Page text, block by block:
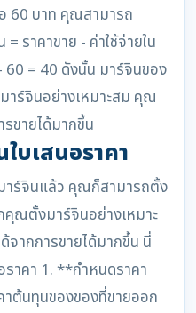
60 บาท คุณสามารถ
ราคาขาย - ค่าใช้จ่ายใน
= 40 ดังนั้น มาร์จินของ
ร์จินอย่างเหมาะสม คุณ
รขายได้มากขึ้น
บเสนอราคา
ร์จินแล้ว คุณก็สามารถตั้ง
คุณตั้งมาร์จินอย่างเหมาะ
จากการขายได้มากขึ้น นี่
ราคา 1. **กำหนดราคา
ต้นทุนของของที่ขายออก